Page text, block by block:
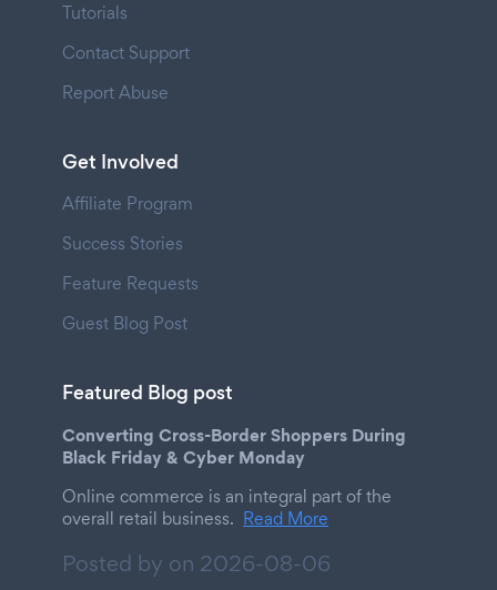
Tutorials
Contact Support
Report Abuse
Get Involved
Affiliate Program
Success Stories
Feature Requests
Guest Blog Post
Featured Blog post
Converting Cross-Border Shoppers During
Black Friday & Cyber Monday
Online commerce is an integral part of the
overall retail business. Read More
Posted by on 2026-08-06